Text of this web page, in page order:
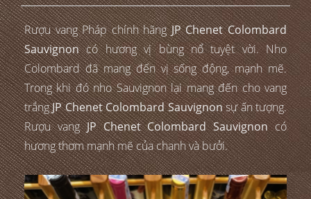
Rượu vang Pháp chính hãngJP Chenet Colombard
Sauvignoncó hương vị bùng nổ tuyệt vời. Nho
Colombard đã mang đến vị sống động, mạnh mẽ.
Trong khi đó nho Sauvignon lại mang đến cho vang
trắngJP Chenet Colombard Sauvignonsự ấn tượng.
Rượu vangJP Chenet Colombard Sauvignoncó
hương thơm mạnh mẽ của chanh và bưởi.